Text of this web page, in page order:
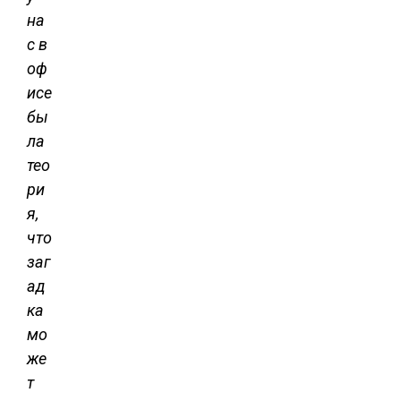
на
с в
оф
исе
бы
ла
тео
ри
я,
что
заг
ад
ка
мо
же
т